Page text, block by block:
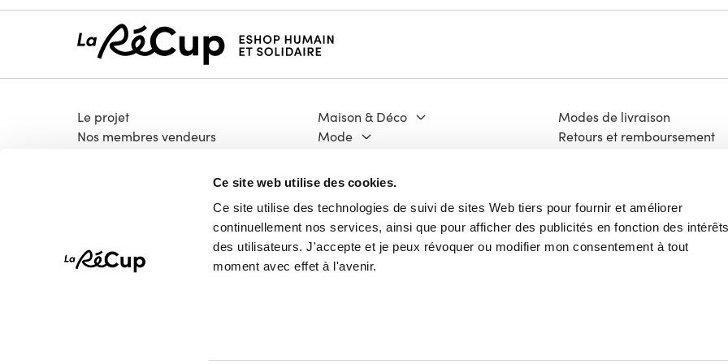
Ce site web utilise des cookies.
Ce site utilise des technologies de suivi de sites Web tiers pour fournir et améliorer
continuellement nos services, ainsi que pour afficher des publicités en fonction des intérêts
des utilisateurs. J'accepte et je peux révoquer ou modifier mon consentement à tout
moment avec effet à l'avenir.
Le projet
Nos membres vendeurs
Maison & Déco
Mode
Bricolage & Matériaux
Vélos
High-Tech
Pépites
Modes de livraison
Retours et remboursement
Mentions légales
Vie Privée
Charte Cookies